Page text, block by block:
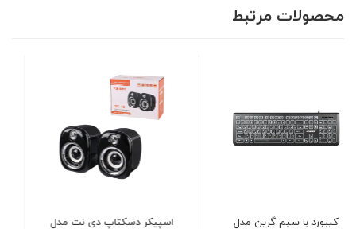
محصولات مرتبط
اسپیکر دسکتاپ دی نت مدل